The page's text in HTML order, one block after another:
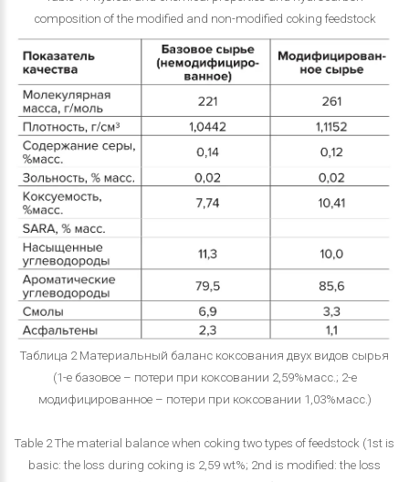
composition of the modified and non-modified coking feedstock
Таблица 2 Материальный баланс коксования двух видов сырья
(1-е базовое – потери при коксовании 2,59%масс.; 2-е
модифицированное – потери при коксовании 1,03%масс.)
Table 2 The material balance when coking two types of feedstock (1st is
basic: the loss during coking is 2,59 wt%; 2nd is modified: the loss